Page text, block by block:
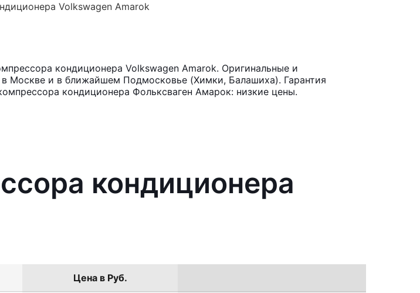
Volkswagen Amarok
кондиционера Volkswagen Amarok. Оригинальные и
Москве и в ближайшем Подмосковье (Химки, Балашиха). Гарантия
кондиционера Фольксваген Амарок: низкие цены.
кондиционера
Цена в Руб.